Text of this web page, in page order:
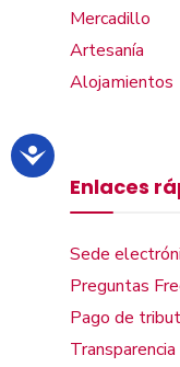
Mercadillo
Artesanía
Alojamientos
Enlaces
Sede
Preguntas
Pago de
Transparencia